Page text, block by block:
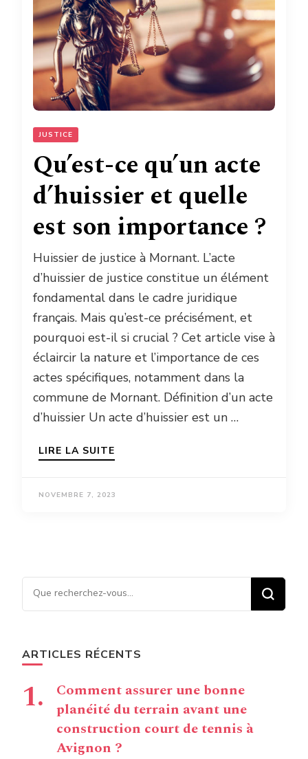
JUSTICE
Qu’est-ce qu’un acte
d’huissier et quelle
est son importance ?
Huissier de justice à Mornant. L’acte
d’huissier de justice constitue un élément
fondamental dans le cadre juridique
français. Mais qu’est-ce précisément, et
pourquoi est-il si crucial ? Cet article vise à
éclaircir la nature et l’importance de ces
actes spécifiques, notamment dans la
commune de Mornant. Définition d’un acte
d’huissier Un acte d’huissier est un …
LIRE LA SUITE
NOVEMBRE 7, 2023
Vous recherchiez quelque
chose ?
ARTICLES RÉCENTS
Comment assurer une bonne
planéité du terrain avant une
construction court de tennis à
Avignon ?